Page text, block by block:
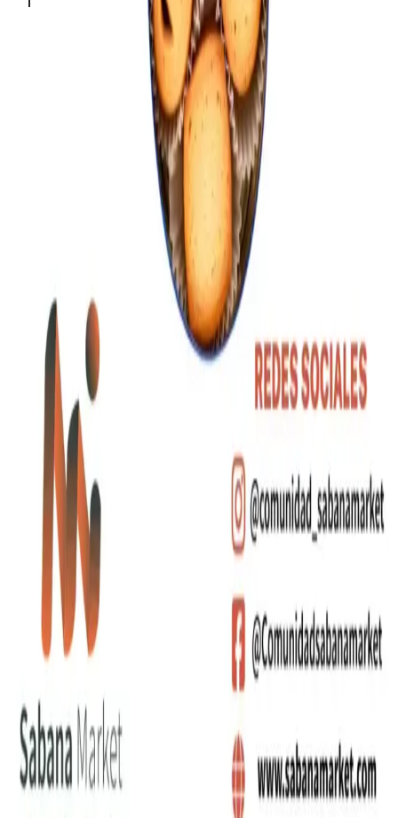
Somos expertos en regalos corporativos y productos
promocionales personalizados. ¡Creamos experiencias
Cotizar Productos
Contacto
Categorías
Artículos de Escritura
Bebidas
Bolsos y Morrales
Tecnología
Contacto
+(57)
+(57) 310 683 5116
+(57) 320 821 9253
Carrera 5 # 26-120 Bloque B, OFI. 402
Funza,Cundinamarca
©2026Sabana Market SAS. Todos los derechos